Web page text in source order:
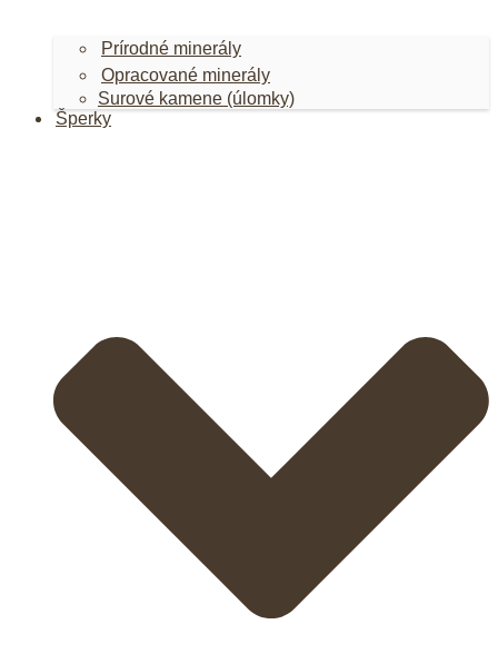
Prírodné minerály
Opracované minerály
Surové kamene (úlomky)
Šperky